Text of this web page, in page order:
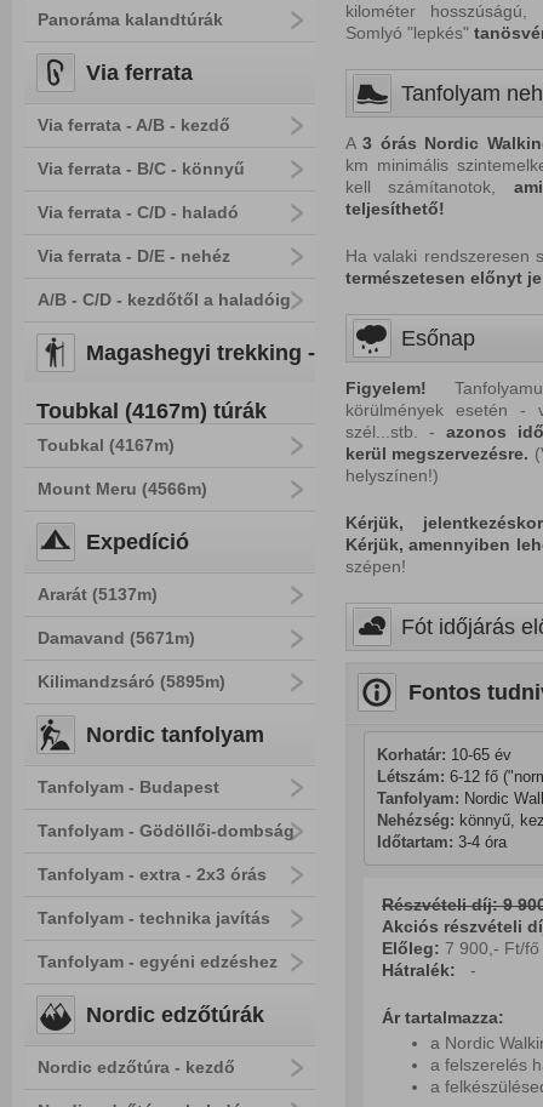
Panoráma kalandtúrák
Via ferrata
Via ferrata - A/B - kezdő
Via ferrata - B/C - könnyű
Via ferrata - C/D - haladó
Via ferrata - D/E - nehéz
A/B - C/D - kezdőtől a haladóig
Magashegyi trekking -
Toubkal (4167m) túrák
Toubkal (4167m)
Mount Meru (4566m)
Expedíció
Ararát (5137m)
Damavand (5671m)
Kilimandzsáró (5895m)
Nordic tanfolyam
Tanfolyam - Budapest
Tanfolyam - Gödöllői-dombság
Tanfolyam - extra - 2x3 órás
Tanfolyam - technika javítás
Tanfolyam - egyéni edzéshez
Nordic edzőtúrák
Nordic edzőtúra - kezdő
kilométer
Somlyó "lepkés"
Tanfolyam
A3 órás Nordic
km minimális
kell számítanotok,
teljesíthető!
Ha valaki rendszeresen
természetesen előnyt
Esőnap
Figyelem!
körülmények esetén -
szél...stb. - azonos
kerül megszervezésre.
helyszínen!)
Kérjük,
Kérjük, amennyiben
szépen!
Fót időjárás
Fontos
Korhatár: 10-65 év
Létszám: 6-12 fő
Tanfolyam: Nordic
Nehézség: könnyű,
Időtartam: 3-4 óra
Részvételi díj: 9
Akciós részvételi
Előleg: 7 900,- Ft/
Hátralék: -
Ár tartalmazza:
a Nordic
a felszerelés
a